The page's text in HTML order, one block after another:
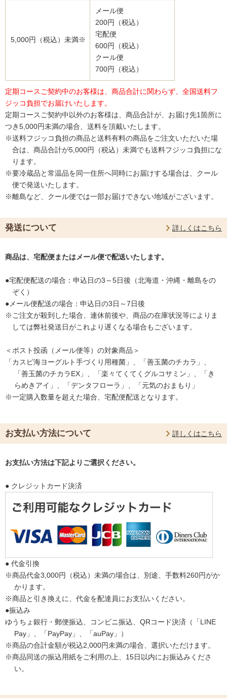
5,000円（税込）未満※
メール便
200円（税込）
宅配便
600円（税込）
クール便
700円（税込）
定期コースご契約中のお客様は、商品合計に関わらず、全国送料フ
ジッコ負担でお届けいたします。
定期コースご契約中以外のお客様は、商品合計が、お届け先1箇所に
つき5,000円未満の場合、送料を頂戴いたします。
※送料フジッコ負担の商品と送料有料の商品をご注文いただいた場
合は、商品合計が5,000円（税込）未満でも送料フジッコ負担にな
ります。
※要冷蔵品と常温品を同一住所へ同時にお届けする場合は、クール
便で発送いたします。
※離島など、クール便では一部お届けできない地域がございます。
発送について 詳しくはこちら
商品は、宅配便またはメール便で配送いたします。
●宅配便配送の場合：申込日の3～5日後（北海道・沖縄・離島をの
ぞく）
●メール便配送の場合：申込日の3日～7日後
※ご注文が殺到した場合、連休前後や、商品の在庫状況等によりま
しては弊社発送日がこれより遅くなる場合もございます。
＜ポスト投函（メール便等）の対象商品＞
「カスピ海ヨーグルト手づくり用種菌」、「善玉菌のチカラ」、
「善玉菌のチカラEX」、「楽々てくてくグルコサミン」、「き
らめきアイ」、「デンタフローラ」、「元気のおまもり」
※一定購入数量を超えた場合、宅配便配送となります。
お支払い方法について 詳しくはこちら
お支払い方法は下記よりご選択ください。
● クレジットカード決済
● 代金引換
※商品代金3,000円（税込）未満の場合は、別途、手数料260円がか
かります。
※商品と引き換えに、代金を配達員にお支払いください。
●振込み
ゆうちょ銀行・郵便振込、コンビニ振込、QRコード決済（「LINE
Pay」、「PayPay」、「auPay」）
※商品の合計金額が税込2,000円未満の場合、選択いただけます。
※商品同送の振込用紙をご利用の上、15日以内にお振込みくださ
い。